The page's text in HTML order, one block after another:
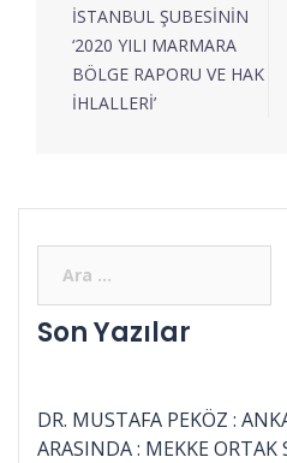
İSTANBUL ŞUBESİNİN
‘2020 YILI MARMARA
BÖLGE RAPORU VE HAK
İHLALLERİ’
Son Yazılar
DR. MUSTAFA PEKÖZ :
ARASINDA : MEKKE